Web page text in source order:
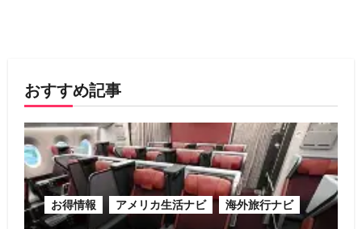
おすすめ記事
お得情報 アメリカ生活ナビ 海外旅行ナビ